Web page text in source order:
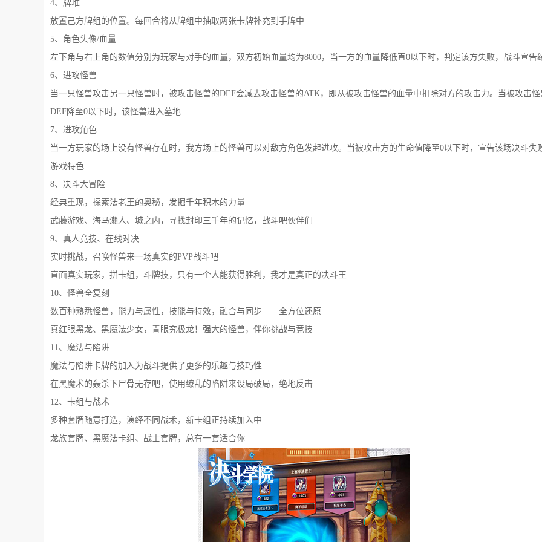
4、牌堆
放置己方牌组的位置。每回合将从牌组中抽取两张卡牌补充到手牌中
5、角色头像/血量
左下角与右上角的数值分别为玩家与对手的血量，双方初始血量均为8000，当一方的血量降低直0以下时，判定该方失败，战斗宣告
6、进攻怪兽
当一只怪兽攻击另一只怪兽时，被攻击怪兽的DEF会减去攻击怪兽的ATK，即从被攻击怪兽的血量中扣除对方的攻击力。当被攻击怪
DEF降至0以下时，该怪兽进入墓地
7、进攻角色
当一方玩家的场上没有怪兽存在时，我方场上的怪兽可以对敌方角色发起进攻。当被攻击方的生命值降至0以下时，宣告该场决斗失
游戏特色
8、决斗大冒险
经典重现，探索法老王的奥秘，发掘千年积木的力量
武藤游戏、海马濑人、城之内，寻找封印三千年的记忆，战斗吧伙伴们
9、真人竞技、在线对决
实时挑战，召唤怪兽来一场真实的PVP战斗吧
直面真实玩家，拼卡组，斗牌技，只有一个人能获得胜利，我才是真正的决斗王
10、怪兽全复刻
数百种熟悉怪兽，能力与属性，技能与特效，融合与同步——全方位还原
真红眼黑龙、黑魔法少女，青眼究极龙！强大的怪兽，伴你挑战与竞技
11、魔法与陷阱
魔法与陷阱卡牌的加入为战斗提供了更多的乐趣与技巧性
在黑魔术的轰杀下尸骨无存吧，使用缭乱的陷阱来设局破局，绝地反击
12、卡组与战术
多种套牌随意打造，演绎不同战术，新卡组正持续加入中
龙族套牌、黑魔法卡组、战士套牌，总有一套适合你